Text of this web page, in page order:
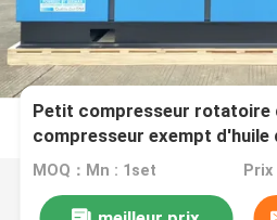
Petit compresseur rotatoire
compresseur exempt d'huile
MOQ：Mn : 1set